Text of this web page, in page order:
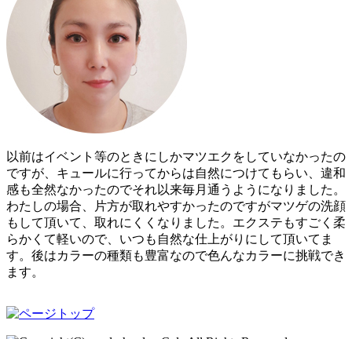
以前はイベント等のときにしかマツエクをしていなかったの
ですが、キュールに行ってからは自然につけてもらい、違和
感も全然なかったのでそれ以来毎月通うようになりました。
わたしの場合、片方が取れやすかったのですがマツゲの洗顔
もして頂いて、取れにくくなりました。エクステもすごく柔
らかくて軽いので、いつも自然な仕上がりにして頂いてま
す。後はカラーの種類も豊富なので色んなカラーに挑戦でき
ます。